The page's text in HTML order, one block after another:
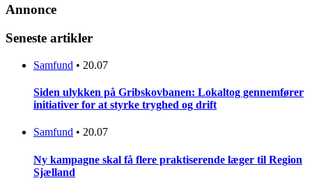
Annonce
Seneste artikler
Samfund • 20.07
Siden ulykken på Gribskovbanen: Lokaltog gennemfører
initiativer for at styrke tryghed og drift
Samfund • 20.07
Ny kampagne skal få flere praktiserende læger til Region
Sjælland